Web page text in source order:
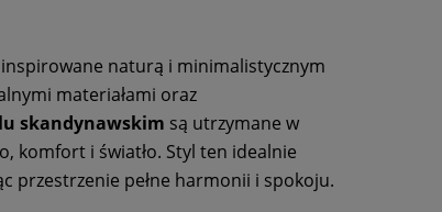
naturą i minimalistycznym
materiałami oraz
skandynawskim są utrzymane w
komfort i światło. Styl ten idealnie
przestrzenie pełne harmonii i spokoju.